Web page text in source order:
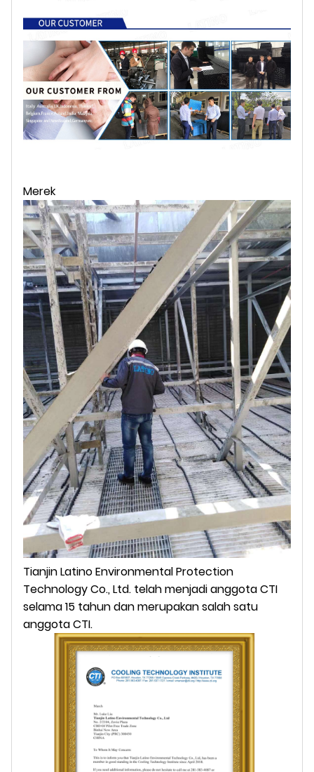
Merek
Tianjin Latino Environmental Protection
Technology Co., Ltd. telah menjadi anggota CTI
selama 15 tahun dan merupakan salah satu
anggota CTI.